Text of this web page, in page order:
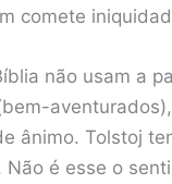
comete
não usam a
ânimo. Tolstoj
Não é esse o